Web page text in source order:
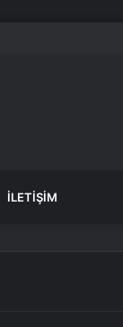
İLETIŞIM